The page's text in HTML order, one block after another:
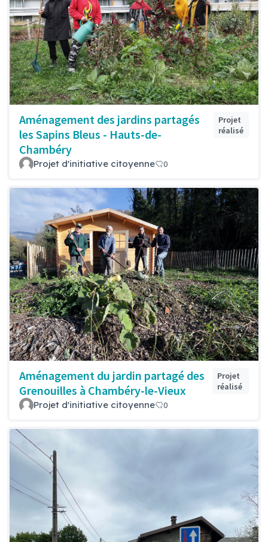
Aménagement des jardins partagés
les Sapins Bleus - Hauts-de-
Chambéry
Projet
réalisé
Projet d'initiative citoyenne 0
Aménagement du jardin partagé des
Grenouilles à Chambéry-le-Vieux
Projet
réalisé
Projet d'initiative citoyenne 0